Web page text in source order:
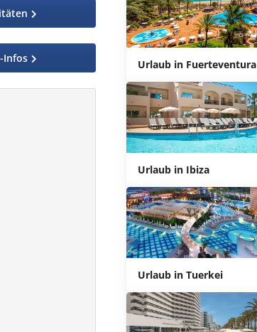
Infos Urlaub in Fuerteventura
Urlaub in Ibiza
Urlaub in Tuerkei